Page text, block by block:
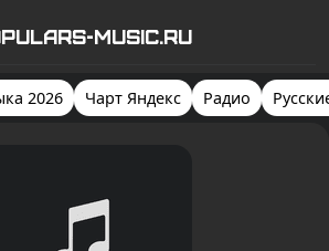
MUSIC.RU
2026 Чарт Яндекс Радио